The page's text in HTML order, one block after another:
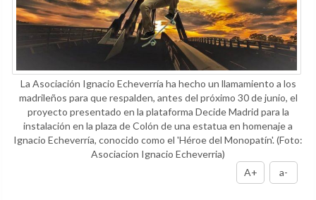
La Asociación Ignacio Echeverría ha hecho un llamamiento a los
madrileños para que respalden, antes del próximo 30 de junio, el
proyecto presentado en la plataforma Decide Madrid para la
instalación en la plaza de Colón de una estatua en homenaje a
Ignacio Echeverría, conocido como el 'Héroe del Monopatín'.(Foto:
Asociacion Ignacio Echeverria)
A+
a-